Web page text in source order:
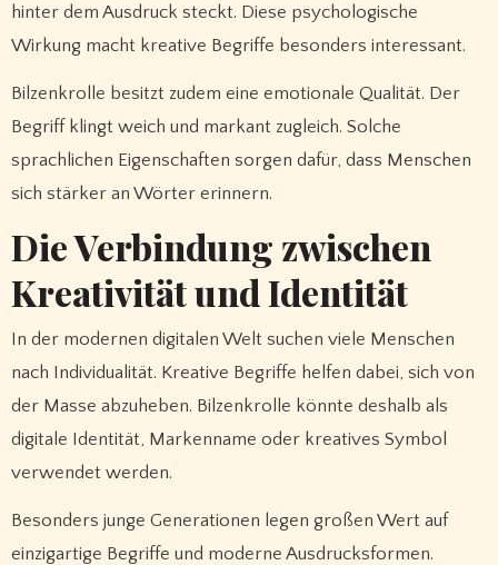
hinter dem Ausdruck steckt. Diese psychologische
Wirkung macht kreative Begriffe besonders interessant.
Bilzenkrolle besitzt zudem eine emotionale Qualität. Der
Begriff klingt weich und markant zugleich. Solche
sprachlichen Eigenschaften sorgen dafür, dass Menschen
sich stärker an Wörter erinnern.
Die Verbindung zwischen
Kreativität und Identität
In der modernen digitalen Welt suchen viele Menschen
nach Individualität. Kreative Begriffe helfen dabei, sich von
der Masse abzuheben. Bilzenkrolle könnte deshalb als
digitale Identität, Markenname oder kreatives Symbol
verwendet werden.
Besonders junge Generationen legen großen Wert auf
einzigartige Begriffe und moderne Ausdrucksformen.